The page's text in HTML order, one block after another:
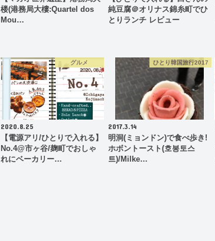
楼(港務局大樓:Quartel dos
Mou…
純豆腐＠オリナス錦糸町でひ
とりランチ レビュー
グルメ
2020.8.25
【電源アリ/ひとりで入れる】
No.4@市ヶ谷/麹町でおしゃ
れにベーカリー…
ひとり韓国旅行2017
2017.3.14
明洞(ミョンドン)で食べ歩き!
ホボントースト(호봉토스
트)/Milke…